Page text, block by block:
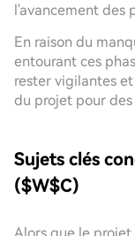
l'avancement des
En raison du
entourant ces
rester vigilantes
du projet pour
Sujets clés
($W$C)